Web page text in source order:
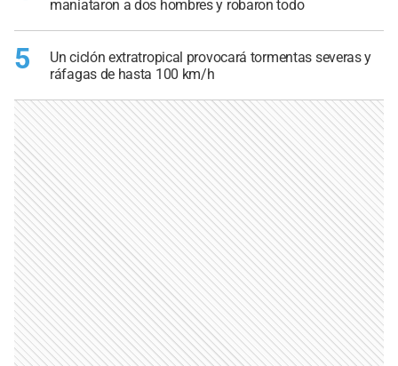
maniataron a dos hombres y robaron todo
5
Un ciclón extratropical provocará tormentas severas y
ráfagas de hasta 100 km/h